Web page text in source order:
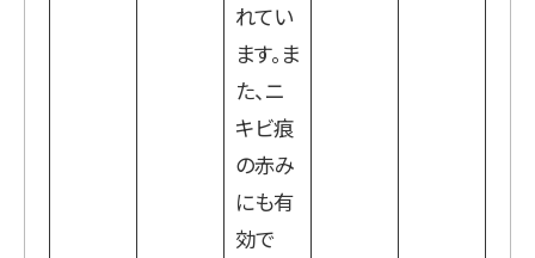
れてい
ます。ま
た、ニ
キビ痕
の赤み
にも有
効で